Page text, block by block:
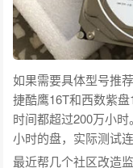
如果需要具体型号推
捷酷鹰16T和西数紫
时间都超过200万小
小时的盘，实际测试
最近帮几个社区改造